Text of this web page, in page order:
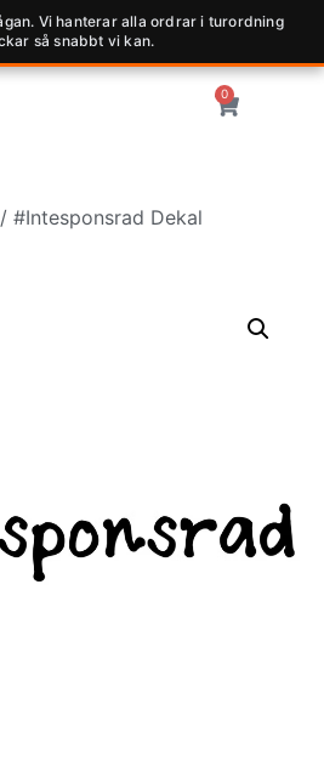
Vi hanterar alla ordrar i turordning
så snabbt vi kan.
0
/ #Intesponsrad Dekal